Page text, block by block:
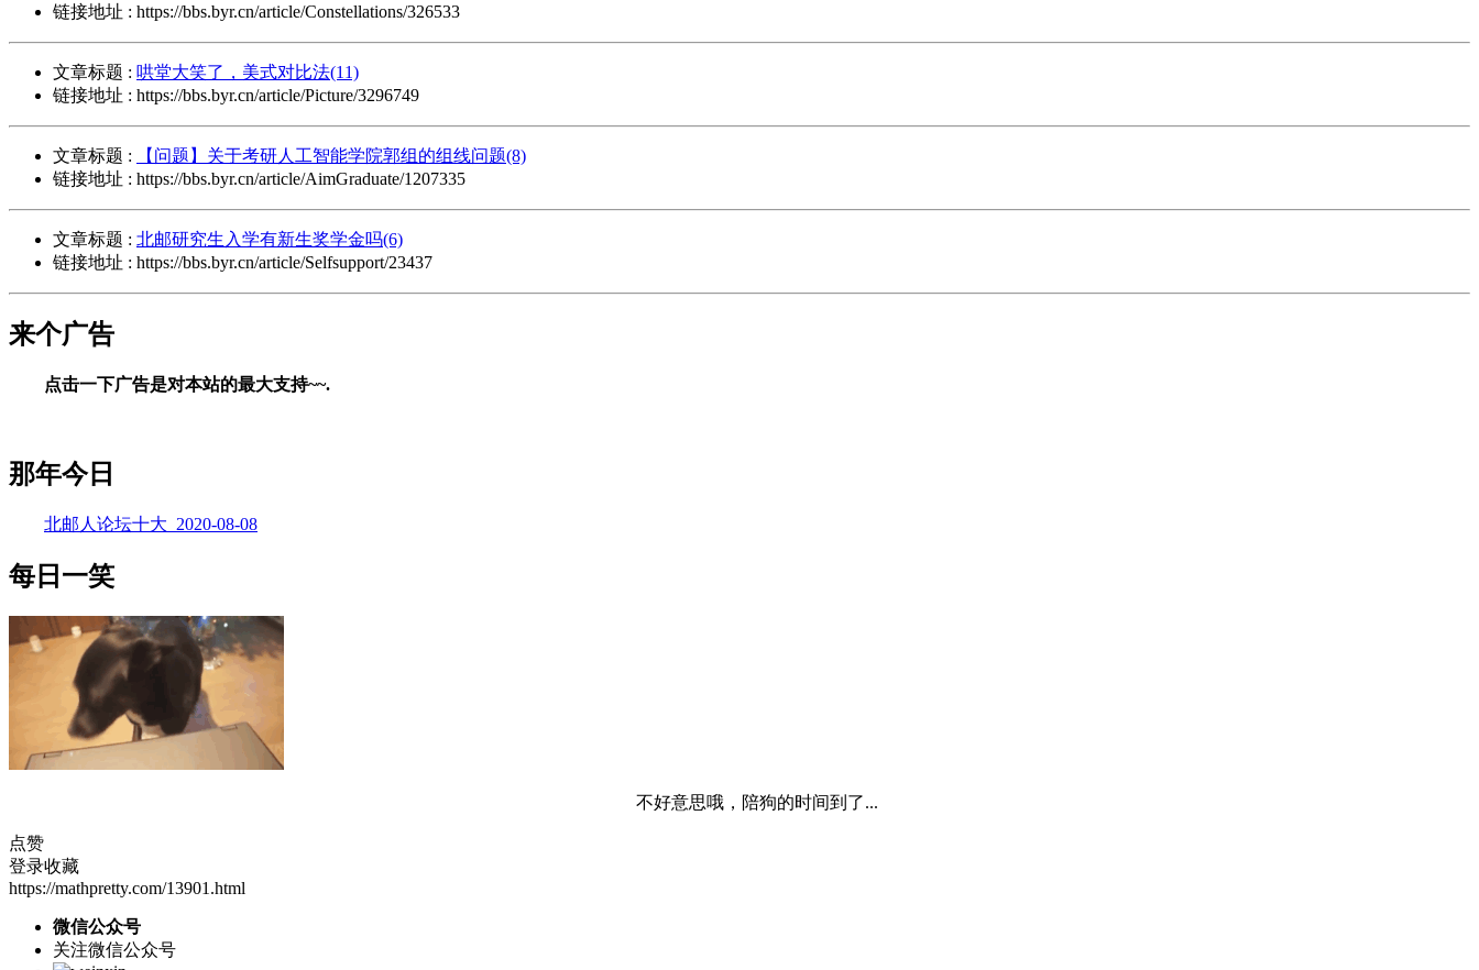
链接地址 : https://bbs.byr.cn/article/Constellations/326533
文章标题 : 哄堂大笑了，美式对比法(11)
链接地址 : https://bbs.byr.cn/article/Picture/3296749
文章标题 :
【问题】关于考研人工智能学院郭组的组线问题(8)
链接地址 : https://bbs.byr.cn/article/AimGraduate/1207335
文章标题 : 北邮研究生入学有新生奖学金吗(6)
链接地址 : https://bbs.byr.cn/article/Selfsupport/23437
来个广告
点击一下广告是对本站的最大支持~~.
那年今日
北邮人论坛十大_2020-08-08
每日一笑
不好意思哦，陪狗的时间到了...
点赞
登录收藏
https://mathpretty.com/13901.html
微信公众号
关注微信公众号